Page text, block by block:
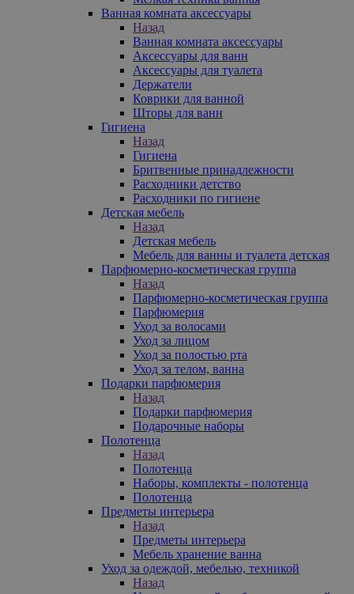
Ванная комната аксессуары
Назад
Ванная комната аксессуары
Аксессуары для ванн
Аксессуары для туалета
Держатели
Коврики для ванной
Шторы для ванн
Гигиена
Назад
Гигиена
Бритвенные принадлежности
Расходники детство
Расходники по гигиене
Детская мебель
Назад
Детская мебель
Мебель для ванны и туалета детская
Парфюмерно-косметическая группа
Назад
Парфюмерно-косметическая группа
Парфюмерия
Уход за волосами
Уход за лицом
Уход за полостью рта
Уход за телом, ванна
Подарки парфюмерия
Назад
Подарки парфюмерия
Подарочные наборы
Полотенца
Назад
Полотенца
Наборы, комплекты - полотенца
Полотенца
Предметы интерьера
Назад
Предметы интерьера
Мебель хранение ванна
Уход за одеждой, мебелью, техникой
Назад